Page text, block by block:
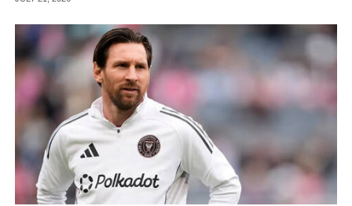
കനകസിംഹാസനത്തിന് അവകാശികൾ.